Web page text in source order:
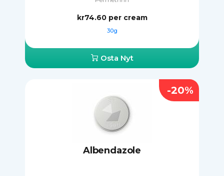
kr74.60 per cream
30g
Osta Nyt
Albendazole
-20%